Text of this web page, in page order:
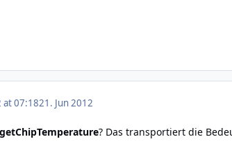
at 07:1821. Jun 2012
getChipTemperature? Das transportiert die